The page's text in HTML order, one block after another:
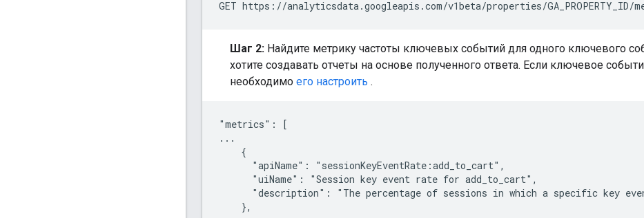
Шаг 2: Найдите метрику частоты ключевых событий для одного ключевого
хотите создавать отчеты на основе полученного ответа. Если ключевое
необходимо его настроить .
"metrics": [
...
    {
      "apiName": "sessionKeyEventRate:add_to_cart",
      "uiName": "Session key event rate for add_to_cart",
"description": "The percentage of sessions in which a specific key
    },